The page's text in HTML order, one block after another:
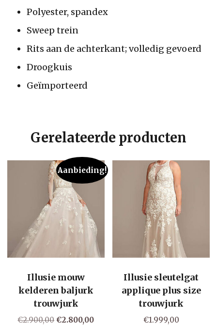
Polyester, spandex
Sweep trein
Rits aan de achterkant; volledig gevoerd
Droogkuis
Geïmporteerd
Gerelateerde producten
Aanbieding!
Illusie mouw
kelderen baljurk
trouwjurk
€2.900,00Oorspronkelijke
€2.800,00Huidige
Illusie sleutelgat
applique plus size
trouwjurk
€1.999,00